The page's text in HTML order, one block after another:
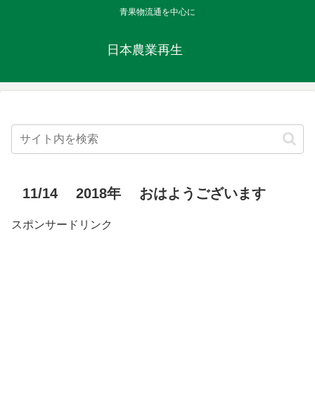
青果物流通を中心に
日本農業再生
11/14 2018年 おはようございます
スポンサードリンク